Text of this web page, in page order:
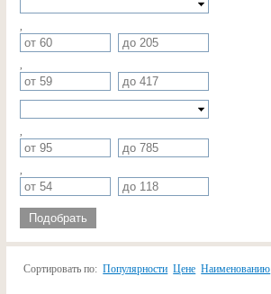
Подобрать
Сортировать по: Популярности Цене Наименованию